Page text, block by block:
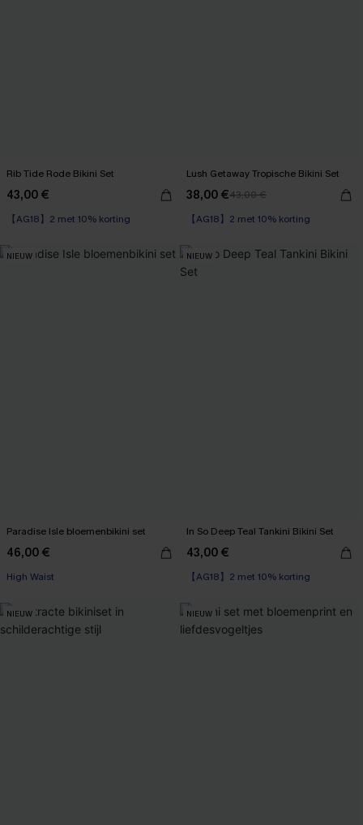
Rib Tide Rode Bikini Set
43,00 €
【AG18】2 met 10% korting
Naadloos
Lush Getaway Tropische Bikini Set
38,00 €43,00 €
【AG18】2 met 10% korting
High Waist
NIEUW
Paradise Isle bloemenbikini set
46,00 €
High Waist
NIEUW
In So Deep Teal Tankini Bikini Set
43,00 €
【AG18】2 met 10% korting
High Waist
NIEUW NIEUW